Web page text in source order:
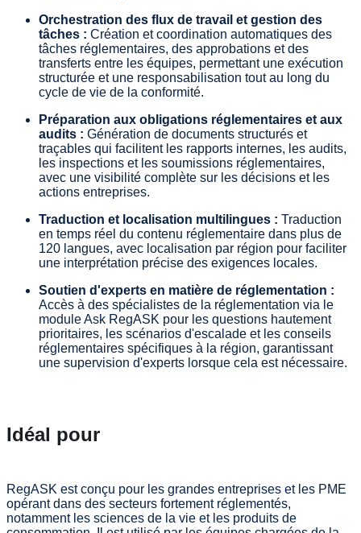
Orchestration des flux de travail et gestion des
tâches : Création et coordination automatiques des
tâches réglementaires, des approbations et des
transferts entre les équipes, permettant une exécution
structurée et une responsabilisation tout au long du
cycle de vie de la conformité.
Préparation aux obligations réglementaires et aux
audits : Génération de documents structurés et
traçables qui facilitent les rapports internes, les audits,
les inspections et les soumissions réglementaires,
avec une visibilité complète sur les décisions et les
actions entreprises.
Traduction et localisation multilingues : Traduction
en temps réel du contenu réglementaire dans plus de
120 langues, avec localisation par région pour faciliter
une interprétation précise des exigences locales.
Soutien d'experts en matière de réglementation :
Accès à des spécialistes de la réglementation via le
module Ask RegASK pour les questions hautement
prioritaires, les scénarios d'escalade et les conseils
réglementaires spécifiques à la région, garantissant
une supervision d'experts lorsque cela est nécessaire.
Idéal pour
RegASK est conçu pour les grandes entreprises et les PME
opérant dans des secteurs fortement réglementés,
notamment les sciences de la vie et les produits de